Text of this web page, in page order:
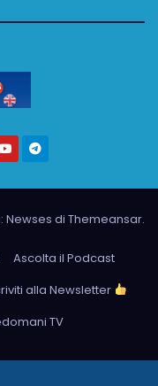
Newses di Themeansar.
Ascolta il Podcast
alla Newsletter
TV